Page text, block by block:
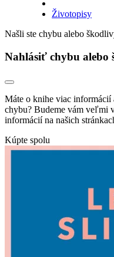
Životopisy
Našli ste chybu alebo
Nahlásiť chybu alebo
Máte o knihe viac informácií
chybu? Budeme vám veľmi
informácií na našich
Kúpte spolu